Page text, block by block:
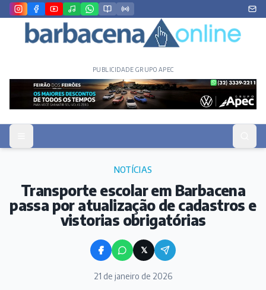
PUBLICIDADE GRUPO APEC
NOTÍCIAS
Transporte escolar em Barbacena
passa por atualização de cadastros e
vistorias obrigatórias
𝕏
21 de janeiro de 2026